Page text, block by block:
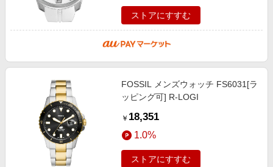
ストアにすすむ
FOSSIL メンズウォッチ FS6031[ラ
ッピング可] R-LOGI
￥ 18,351
1.0%
ストアにすすむ